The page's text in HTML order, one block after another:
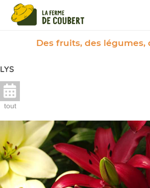
Des fruits, des légumes,
LYS
tout
Panneau de gestion des cookies